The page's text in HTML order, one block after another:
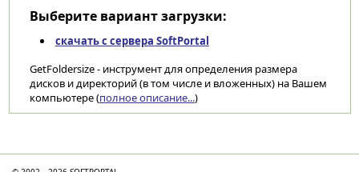
Выберите вариант загрузки:
скачать с сервера SoftPortal
GetFoldersize - инструмент для определения размера
дисков и директорий (в том числе и вложенных) на Вашем
компьютере (полное описание...)